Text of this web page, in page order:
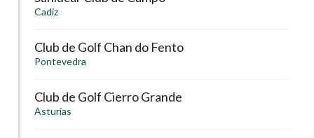
Cadiz
Club de Golf Chan do Fento
Pontevedra
Club de Golf Cierro Grande
Asturias